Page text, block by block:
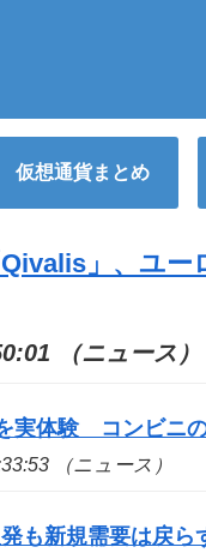
仮想通貨まとめ
」、ユ
（ニュース）
実体験 コンビニ
（ニュース）
も新規需要は戻ら